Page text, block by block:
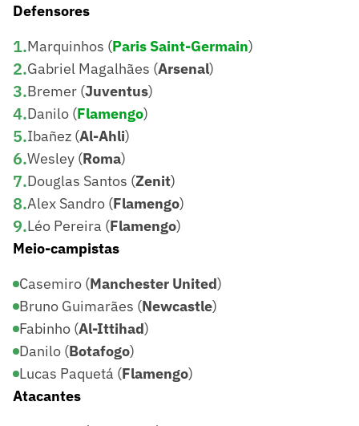
Defensores
1.Marquinhos (Paris Saint-Germain)
2.Gabriel Magalhães (Arsenal)
3.Bremer (Juventus)
4.Danilo (Flamengo)
5.Ibañez (Al-Ahli)
6.Wesley (Roma)
7.Douglas Santos (Zenit)
8.Alex Sandro (Flamengo)
9.Léo Pereira (Flamengo)
Meio-campistas
Casemiro (Manchester United)
Bruno Guimarães (Newcastle)
Fabinho (Al-Ittihad)
Danilo (Botafogo)
Lucas Paquetá (Flamengo)
Atacantes